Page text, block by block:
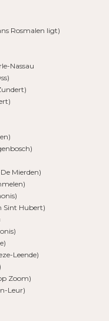
Rosmalen ligt)
Nassau
Mierden)
Sint Hubert)
Leende)
Zoom)
Leur)